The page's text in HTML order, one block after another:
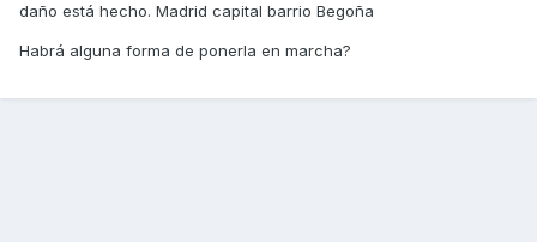
daño está hecho. Madrid capital barrio Begoña
Habrá alguna forma de ponerla en marcha?